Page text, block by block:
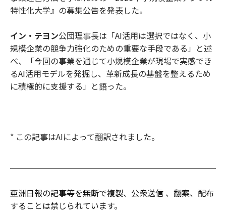
特性化大学』の募集公告を発表した。
イン・テヨン公団理事長は「AI活用は選択ではなく、小
規模企業の競争力強化のための重要な手段である」と述
べ、「今回の事業を通じて小規模企業が現場で実感でき
るAI活用モデルを発掘し、革新成長の基盤を整えるため
に積極的に支援する」と語った。
* この記事はAIによって翻訳されました。
亜洲日報の記事等を無断で複製、公衆送信 、翻案、配布
することは禁じられています。